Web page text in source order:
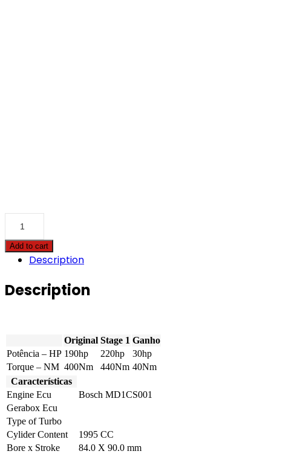
X1
-
sDrive20d
quantity
Add to cart
Description
Description
Original Stage 1 Ganho
Potência – HP 190hp 220hp
30hp
Torque – NM 400Nm 440Nm 40Nm
Características
Engine Ecu
Bosch MD1CS001
Gerabox Ecu
Type of Turbo
Cylider Content
1995 CC
Bore x Stroke
84.0 X 90.0 mm